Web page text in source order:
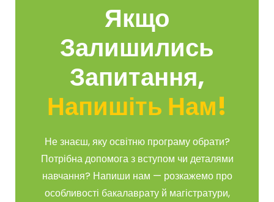
Якщо
Залишились
Запитання,
Напишіть Нам!
Не знаєш, яку освітню програму обрати?
Потрібна допомога з вступом чи деталями
навчання? Напиши нам — розкажемо про
особливості бакалаврату й магістратури,